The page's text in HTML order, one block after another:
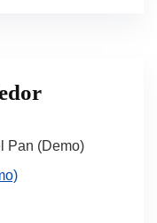
Pan (Demo)